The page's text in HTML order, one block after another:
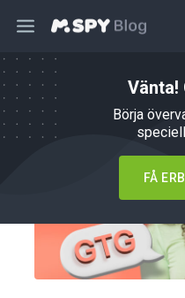
Vänta!
Börja
speciell
FÅ
Tips om